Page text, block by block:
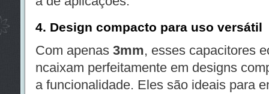
4. Design compacto para uso versátil
Com apenas 3mm, esses capacitores
ncaixam perfeitamente em designs
a funcionalidade. Eles são ideais para